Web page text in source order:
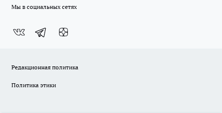
Мы в социальных сетях
Редакционная политика
Политика этики